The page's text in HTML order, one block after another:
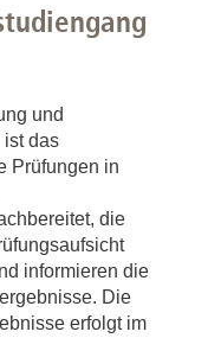
und
ist das
Prüfungen in
die
informieren die
Die
erfolgt im